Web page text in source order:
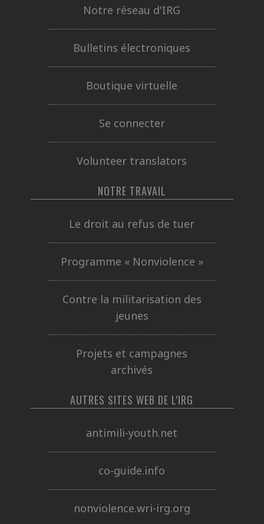
Notre réseau d'IRG
Bulletins électroniques
Boutique virtuelle
Se connecter
Volunteer translators
NOTRE TRAVAIL
Le droit au refus de tuer
Programme « Nonviolence »
Contre la militarisation des
jeunes
Projets et campagnes
archivés
AUTRES SITES WEB DE L'IRG
antimili-youth.net
co-guide.info
nonviolence.wri-irg.org